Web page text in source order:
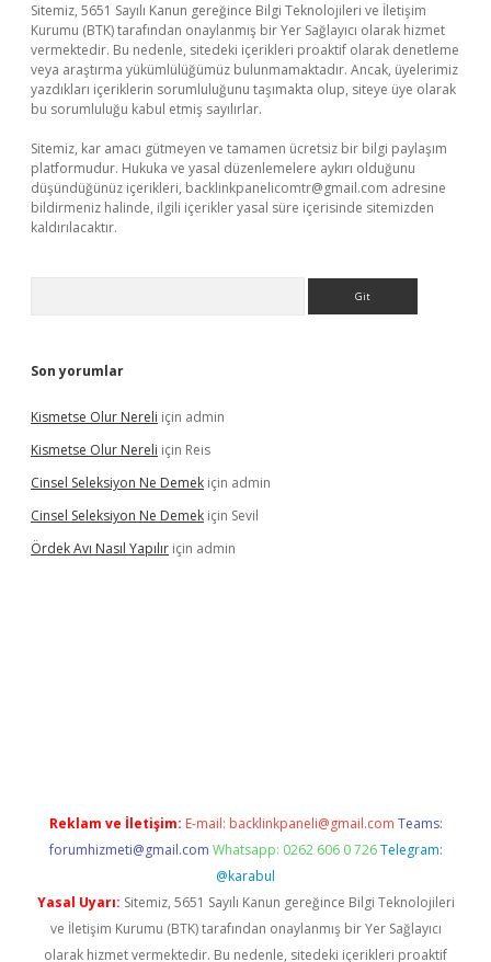
Sitemiz, 5651 Sayılı Kanun gereğince Bilgi Teknolojileri ve İletişim
Kurumu (BTK) tarafından onaylanmış bir Yer Sağlayıcı olarak hizmet
vermektedir. Bu nedenle, sitedeki içerikleri proaktif olarak denetleme
veya araştırma yükümlülüğümüz bulunmamaktadır. Ancak, üyelerimiz
yazdıkları içeriklerin sorumluluğunu taşımakta olup, siteye üye olarak
bu sorumluluğu kabul etmiş sayılırlar.
Sitemiz, kar amacı gütmeyen ve tamamen ücretsiz bir bilgi paylaşım
platformudur. Hukuka ve yasal düzenlemelere aykırı olduğunu
düşündüğünüz içerikleri, backlinkpanelicomtr@gmail.com adresine
bildirmeniz halinde, ilgili içerikler yasal süre içerisinde sitemizden
kaldırılacaktır.
Son yorumlar
Kismetse Olur Nereli için admin
Kismetse Olur Nereli için Reis
Cinsel Seleksiyon Ne Demek için admin
Cinsel Seleksiyon Ne Demek için Sevil
Ördek Avı Nasıl Yapılır için admin
Reklam ve İletişim: E-mail: backlinkpaneli@gmail.com Teams:
forumhizmeti@gmail.com Whatsapp: 0262 606 0 726 Telegram:
@karabul
Yasal Uyarı: Sitemiz, 5651 Sayılı Kanun gereğince Bilgi Teknolojileri
ve İletişim Kurumu (BTK) tarafından onaylanmış bir Yer Sağlayıcı
olarak hizmet vermektedir. Bu nedenle, sitedeki içerikleri proaktif